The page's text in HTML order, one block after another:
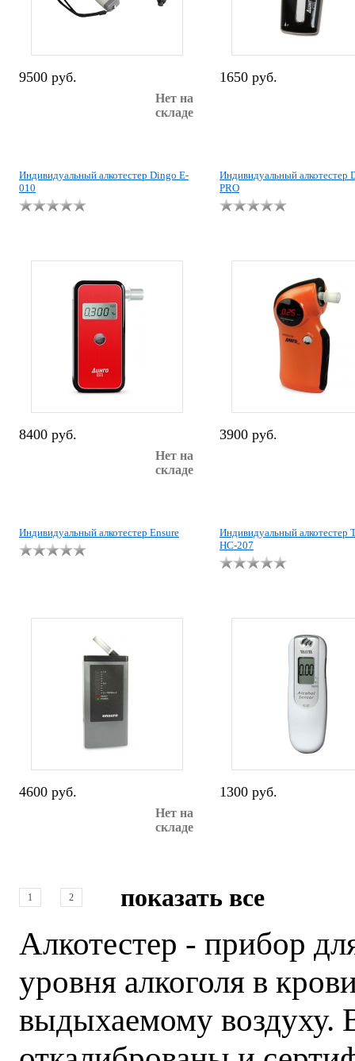
9500 руб.
Нет на
складе
1650 руб.
Индивидуальный алкотестер Dingo E-
010
8400 руб.
Нет на
складе
Индивидуальный алкотестер
PRO
3900 руб.
Индивидуальный алкотестер Ensure
4600 руб.
Нет на
складе
Индивидуальный алкотестер
HC-207
1300 руб.
1 2 показать все
Алкотестер - прибор
уровня алкоголя в
выдыхаемому воздуху.